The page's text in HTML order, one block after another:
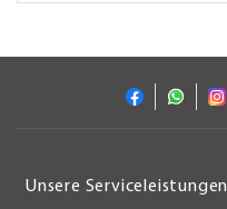
Unsere Serviceleistungen